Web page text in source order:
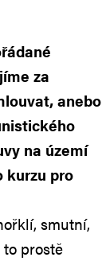
za
anebo
na území
kurzu pro
smutní,
prostě